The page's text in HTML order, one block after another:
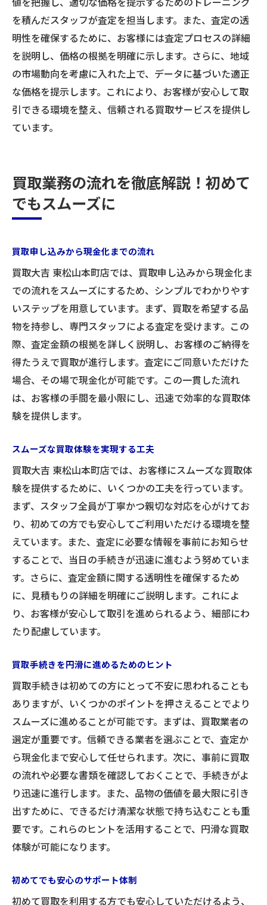
を積んだスタッフが査定を担当します。また、査定の透
明性を確保するために、お客様には査定プロセスの詳細
を説明し、価格の根拠を明確に示します。さらに、地域
の市場動向を考慮に入れた上で、データに基づいた適正
な価格を提示します。これにより、お客様が安心して取
引できる環境を整え、信頼される買取サービスを提供し
ています。
買取業務の流れを徹底解説！初めて
でもスムーズに
買取申し込みから現金化までの流れ
買取大吉 東松山本町店では、買取申し込みから現金化ま
での流れをスムーズにするため、シンプルでわかりやす
いステップを用意しています。まず、買取を希望する品
物を持参し、専門スタッフによる査定を受けます。この
際、査定金額の根拠を詳しく説明し、お客様のご納得を
得たうえで買取が進行します。査定にご同意いただけた
場合、その場で現金化が可能です。この一貫した流れ
は、お客様の手間を最小限にし、迅速で効率的な買取体
験を提供します。
スムーズな買取体験を実現する工夫
買取大吉 東松山本町店では、お客様にスムーズな買取体
験を提供するために、いくつかの工夫を行っています。
まず、スタッフ全員が丁寧かつ親切な対応を心がけてお
り、初めての方でも安心してご利用いただける環境を整
えています。また、査定に必要な情報を事前にお知らせ
することで、当日の手続きが迅速に進むよう努めていま
す。さらに、査定金額に関する透明性を確保するため
に、見積もりの詳細を明確にご説明します。これによ
り、お客様が安心して取引を進められるよう、細部にわ
たり配慮しています。
買取手続きを円滑に進めるためのヒント
買取手続きは初めての方にとって不安に思われることも
ありますが、いくつかのポイントを押さえることでより
スムーズに進めることが可能です。まずは、買取業者の
選定が重要です。信頼できる業者を選ぶことで、査定か
ら現金化まで安心して任せられます。次に、事前に買取
の流れや必要な書類を確認しておくことで、手続きがよ
り迅速に進行します。また、品物の価値を最大限に引き
出すために、できるだけ清潔な状態で持ち込むことも重
要です。これらのヒントを活用することで、円滑な買取
体験が可能になります。
初めてでも安心のサポート体制
初めて買取を利用する方でも安心していただけるよう、